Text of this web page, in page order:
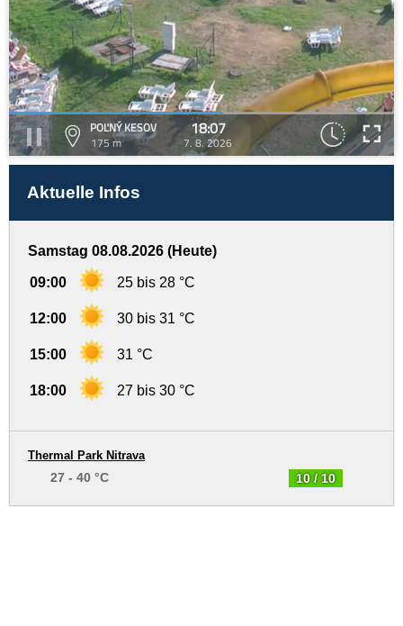
POĽNÝ KESOV
175 m
18:07
7. 8. 2026
Aktuelle Infos
Samstag 08.08.2026 (Heute)
09:00 25 bis 28 °C
12:00 30 bis 31 °C
15:00 31 °C
18:00 27 bis 30 °C
10 / 10
Thermal Park Nitrava
27 - 40 °C